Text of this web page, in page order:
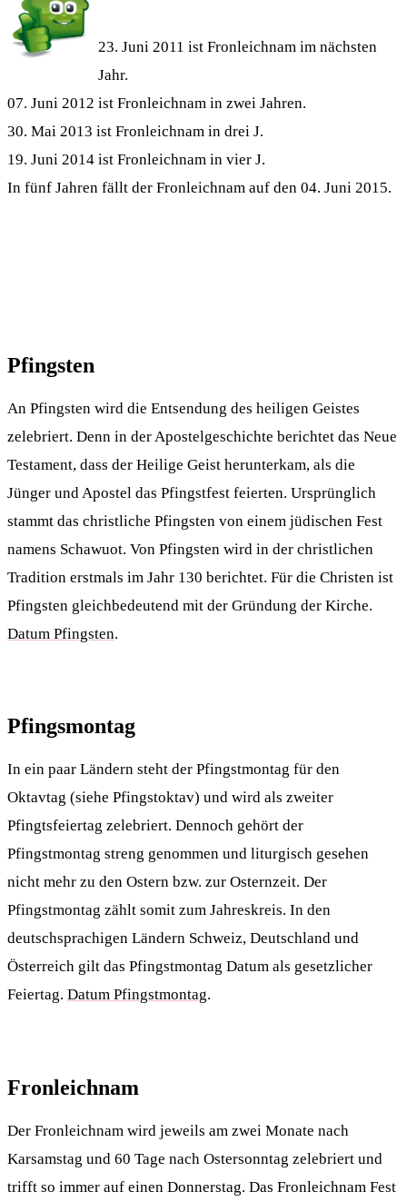
23. Juni 2011 ist Fronleichnam im nächsten
Jahr.
07. Juni 2012 ist Fronleichnam in zwei Jahren.
30. Mai 2013 ist Fronleichnam in drei J.
19. Juni 2014 ist Fronleichnam in vier J.
In fünf Jahren fällt der Fronleichnam auf den 04. Juni 2015.
Pfingsten
An Pfingsten wird die Entsendung des heiligen Geistes
zelebriert. Denn in der Apostelgeschichte berichtet das Neue
Testament, dass der Heilige Geist herunterkam, als die
Jünger und Apostel das Pfingstfest feierten. Ursprünglich
stammt das christliche Pfingsten von einem jüdischen Fest
namens Schawuot. Von Pfingsten wird in der christlichen
Tradition erstmals im Jahr 130 berichtet. Für die Christen ist
Pfingsten gleichbedeutend mit der Gründung der Kirche.
Datum Pfingsten.
Pfingsmontag
In ein paar Ländern steht der Pfingstmontag für den
Oktavtag (siehe Pfingstoktav) und wird als zweiter
Pfingtsfeiertag zelebriert. Dennoch gehört der
Pfingstmontag streng genommen und liturgisch gesehen
nicht mehr zu den Ostern bzw. zur Osternzeit. Der
Pfingstmontag zählt somit zum Jahreskreis. In den
deutschsprachigen Ländern Schweiz, Deutschland und
Österreich gilt das Pfingstmontag Datum als gesetzlicher
Feiertag. Datum Pfingstmontag.
Fronleichnam
Der Fronleichnam wird jeweils am zwei Monate nach
Karsamstag und 60 Tage nach Ostersonntag zelebriert und
trifft so immer auf einen Donnerstag. Das Fronleichnam Fest